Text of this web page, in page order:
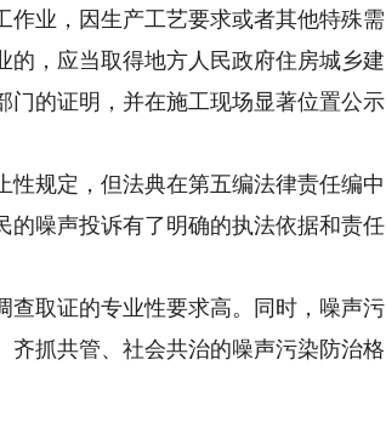
作业，因生产工艺要求或者其他特殊需
，应当取得地方人民政府住房城乡建
门的证明，并在施工现场显著位置公示
规定，但法典在第五编法律责任编中
的噪声投诉有了明确的执法依据和责任
取证的专业性要求高。同时，噪声污
抓共管、社会共治的噪声污染防治格